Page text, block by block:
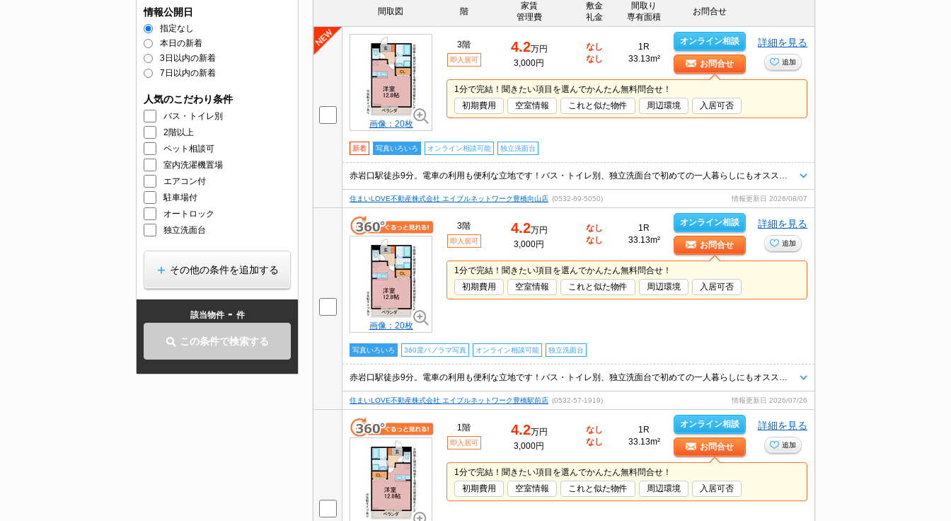
情報公開日
指定なし
本日の新着
3日以内の新着
7日以内の新着
人気のこだわり条件
バス・トイレ別
2階以上
ペット相談可
室内洗濯機置場
エアコン付
駐車場付
オートロック
独立洗面台
その他の条件を追加する
該当物件 - 件
この条件で検索する
間取図 階
家賃
管理費
敷金
礼金
間取り
専有面積
お問合せ
画像：20枚
3階
即入居可
4.2万円
3,000円
なし
なし
1R
33.13m²
オンライン相談
お問合せ
詳細を見る
追加
1分で完結！聞きたい項目を選んでかんたん無料問合せ！
初期費用
空室情報 これと似た物件 周辺環境 入居可否
新着 写真いろいろ オンライン相談可能 独立洗面台
住まいLOVE不動産株式会社 エイブルネットワーク豊橋向山店 (0532-69-5050) 情報更新日 2026/08/07
画像：20枚
3階
即入居可
4.2万円
3,000円
なし
なし
1R
33.13m²
オンライン相談
お問合せ
詳細を見る
追加
1分で完結！聞きたい項目を選んでかんたん無料問合せ！
初期費用
空室情報 これと似た物件 周辺環境 入居可否
写真いろいろ 360度パノラマ写真 オンライン相談可能 独立洗面台
住まいLOVE不動産株式会社 エイブルネットワーク豊橋駅前店 (0532-57-1919) 情報更新日 2026/07/26
1階
即入居可
4.2万円
3,000円
なし
なし
1R
33.13m²
オンライン相談
お問合せ
詳細を見る
追加
1分で完結！聞きたい項目を選んでかんたん無料問合せ！
初期費用
空室情報 これと似た物件 周辺環境 入居可否